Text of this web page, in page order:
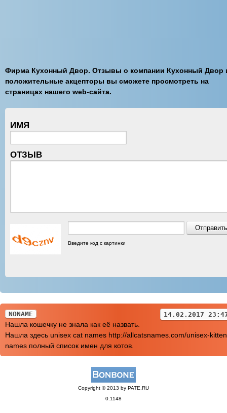
Фирма Кухонный Двор. Отзывы о компании Кухонный Двор
положительные акцепторы вы сможете просмотреть на
страницах нашего web-сайта.
ИМЯ
ОТЗЫВ
Введите код с картинки
NONAME 14.02.2017
Нашла кошечку не знала как её назвать.
Нашла здесь unisex cat names http://allcatsnames.com/unisex-
names полный список имен для котов.
Copyright © 2013 by PATE.RU
0.1148